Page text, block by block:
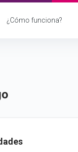
¿Cómo funciona?